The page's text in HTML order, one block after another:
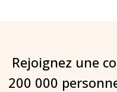
Rejoignez une
200 000